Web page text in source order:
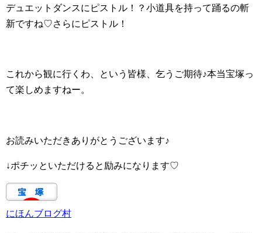
デュエットダンスにピストル！？小道具を持って踊るの斬
新ですね♡さらにピストル！
これから観に行くわ、という皆様、乞うご期待♪本当宝塚っ
て楽しめますねー。
お読みいただきありがとうございます♪
↓ポチッといただけると励みになります♡
にほんブログ村